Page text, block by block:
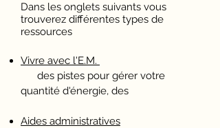
Dans les onglets suivants vous
trouverez différentes types de
ressources
Vivre avec l'E.M.
des pistes pour gérer votre
quantité d'énergie, des
Aides administratives